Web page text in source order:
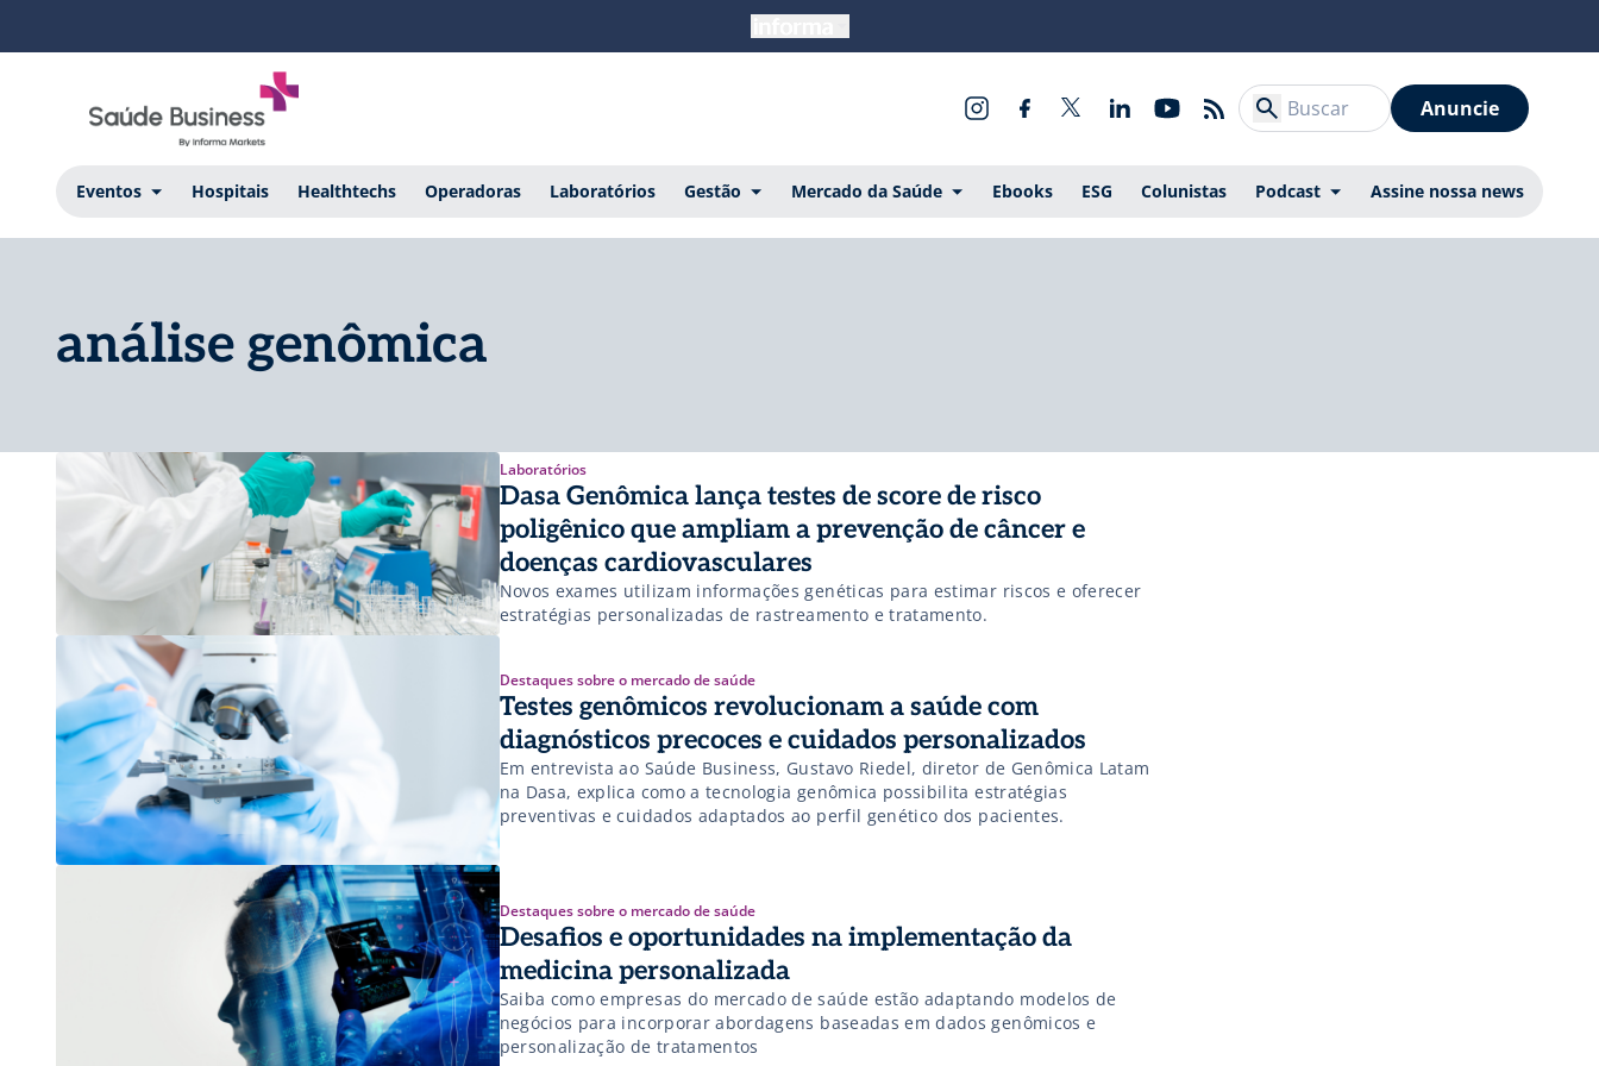
Anuncie
Eventos Hospitais Healthtechs Operadoras Laboratórios Gestão Mercado da Saúde Ebooks ESG Colunistas Podcast Assine nossa news
análise genômica
Laboratórios
Dasa Genômica lança testes de score de risco
poligênico que ampliam a prevenção de câncer e
doenças cardiovasculares
Novos exames utilizam informações genéticas para estimar riscos e oferecer
estratégias personalizadas de rastreamento e tratamento.
Destaques sobre o mercado de saúde
Testes genômicos revolucionam a saúde com
diagnósticos precoces e cuidados personalizados
Em entrevista ao Saúde Business, Gustavo Riedel, diretor de Genômica Latam
na Dasa, explica como a tecnologia genômica possibilita estratégias
preventivas e cuidados adaptados ao perfil genético dos pacientes.
Destaques sobre o mercado de saúde
Desafios e oportunidades na implementação da
medicina personalizada
Saiba como empresas do mercado de saúde estão adaptando modelos de
negócios para incorporar abordagens baseadas em dados genômicos e
personalização de tratamentos